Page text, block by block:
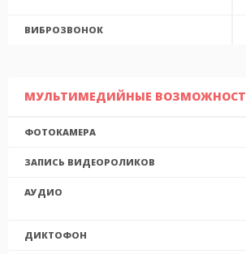
ВИБРОЗВОНОК
МУЛЬТИМЕДИЙНЫЕ
ФОТОКАМЕРА
ЗАПИСЬ ВИДЕОРОЛИКОВ
АУДИО
ДИКТОФОН